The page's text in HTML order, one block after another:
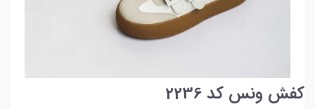
کفش ونس کد 2236